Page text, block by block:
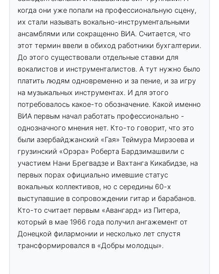
когда они уже попали на профессиональную сцену,
их стали называть вокально-инструментальными
ансамблями или сокращенно ВИА. Считается, что
этот термин ввели в обиход работники бухгалтерии.
До этого существовали отдельные ставки для
вокалистов и инструменталистов. А тут нужно было
платить людям одновременно и за пение, и за игру
на музыкальных инструментах. И для этого
потребовалось какое-то обозначение. Какой именно
ВИА первым начал работать профессионально -
однозначного мнения нет. Кто-то говорит, что это
были азербайджанский «Гая» Теймура Мирзоева и
грузинский «Орэра» Роберта Бардзимашвили с
участием Нани Брегвадзе и Вахтанга Кикабидзе, на
первых порах официально имевшие статус
вокальных коллективов, но с середины 60-х
выступавшие в сопровождении гитар и барабанов.
Кто-то считает первым «Авангард» из Питера,
который в мае 1966 года получил ангажемент от
Донецкой филармонии и несколько лет спустя
трансформировался в «Добры молодцы».